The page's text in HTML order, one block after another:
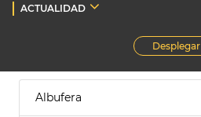
ACTUALIDAD
Desplegar
Albufera